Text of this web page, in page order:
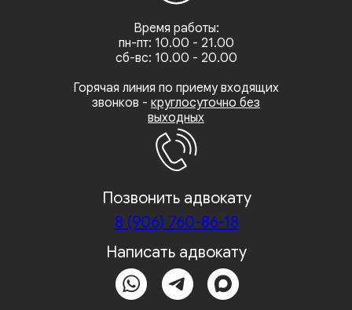
Время работы:
пн-пт: 10.00 - 21.00
сб-вс: 10.00 - 20.00
Горячая линия по приему входящих
звонков - круглосуточно без
выходных
Написать адвокату
Позвонить адвокату
8 (906) 760-86-18